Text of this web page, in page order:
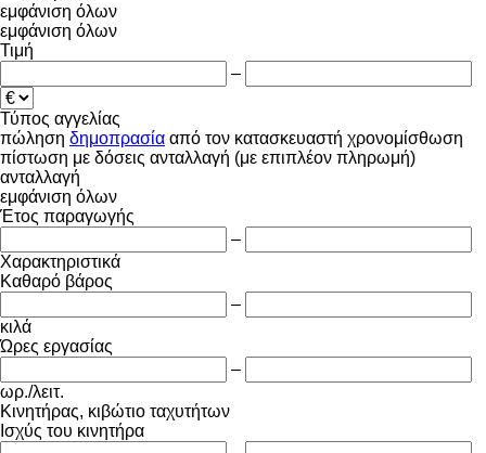
εμφάνιση όλων
εμφάνιση όλων
Τιμή
–
Τύπος αγγελίας
πώληση δημοπρασία από τον κατασκευαστή χρονομίσθωση
πίστωση με δόσεις ανταλλαγή (με επιπλέον πληρωμή)
ανταλλαγή
εμφάνιση όλων
Έτος παραγωγής
–
Χαρακτηριστικά
Καθαρό βάρος
–
κιλά
Ώρες εργασίας
–
ωρ./λειτ.
Κινητήρας, κιβώτιο ταχυτήτων
Ισχύς του κινητήρα